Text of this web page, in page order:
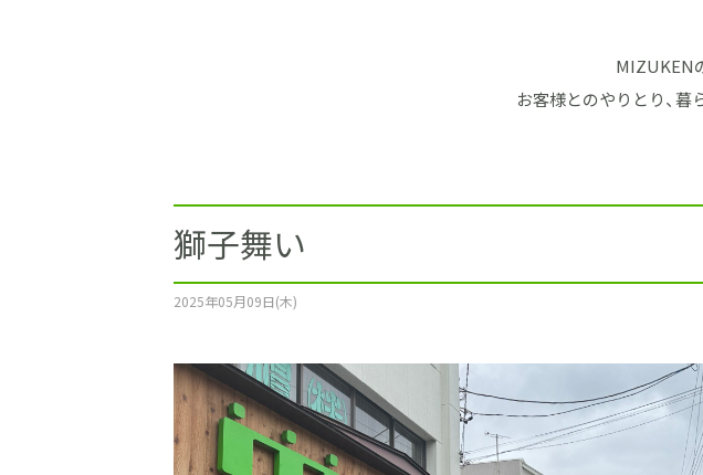
土地をお探しの方
ショールーム
お問合せ・資料請求
MIZUKEN
お客様とのやりとり、暮
獅子舞い
2025年05月09日(木)